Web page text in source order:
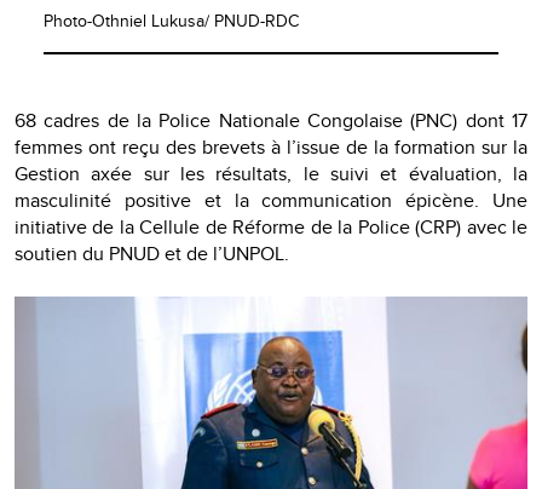
Photo-Othniel Lukusa/ PNUD-RDC
68 cadres de la Police Nationale Congolaise (PNC) dont 17
femmes ont reçu des brevets à l’issue de la formation sur la
Gestion axée sur les résultats, le suivi et évaluation, la
masculinité positive et la communication épicène. Une
initiative de la Cellule de Réforme de la Police (CRP) avec le
soutien du PNUD et de l’UNPOL.